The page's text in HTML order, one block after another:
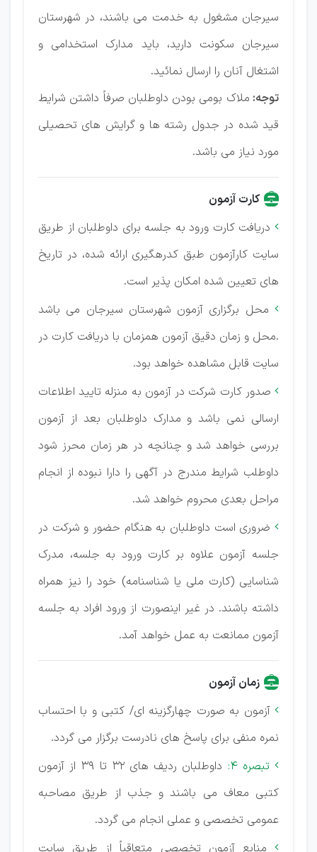
سیرجان مشغول به خدمت می باشند، در شهرستان
سیرجان سکونت دارید، باید مدارک استخدامی و
اشتغال آنان را ارسال نمائید.
توجه: ملاک بومی بودن داوطلبان صرفاً داشتن شرایط
قید شده در جدول رشته ها و گرایش های تحصیلی
مورد نیاز می باشد.
کارت آزمون
 دریافت کارت ورود به جلسه برای داوطلبان از طریق
سایت کارآزمون طبق کدرهگیری ارائه شده، در تاریخ
های تعیین شده امکان پذیر است.
 محل برگزاری آزمون شهرستان سیرجان می باشد
.محل و زمان دقیق آزمون همزمان با دریافت کارت در
سایت قابل مشاهده خواهد بود.
 صدور کارت شرکت در آزمون به منزله تایید اطلاعات
ارسالی نمی باشد و مدارک داوطلبان بعد از آزمون
بررسی خواهد شد و چنانچه در هر زمان محرز شود
داوطلب شرایط مندرج در آگهی را دارا نبوده از انجام
مراحل بعدی محروم خواهد شد.
 ضروری است داوطلبان به هنگام حضور و شرکت در
جلسه آزمون علاوه بر کارت ورود به جلسه، مدرک
شناسایی (کارت ملی یا شناسنامه) خود را نیز همراه
داشته باشند. در غیر اینصورت از ورود افراد به جلسه
آزمون ممانعت به عمل خواهد آمد.
زمان آزمون
 آزمون به صورت چهارگزینه ای/ کتبی و با احتساب
نمره منفی برای پاسخ های نادرست برگزار می گردد.
تبصره 4:
داوطلبان ردیف های 32 تا 39 از آزمون
کتبی معاف می باشند و جذب از طریق مصاحبه
عمومی تخصصی و عملی انجام می گردد.
 منابع آزمون تخصصی متعاقباً از طریق سایت